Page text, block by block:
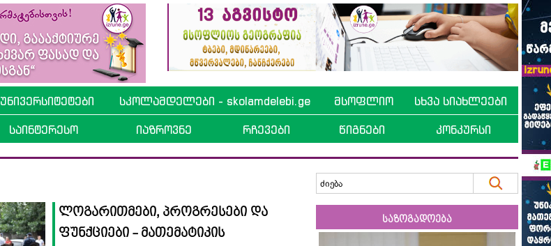
უნივერსიტეტები სკოლამდელები - skolamdelebi.ge მსოფლიო სხვა სიახლეები
საინტერესო იაზროვნე რჩევები წიგნები კონკურსი
ლოგარითმები, პროგრესები და
ფუნქციები - მათემატიკის
საზოგადოება